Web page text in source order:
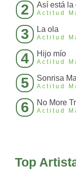
2 Así está la
Actitud
3 La ola
Actitud
4 Hijo mío
Actitud
5 Sonrisa
Actitud
6 No More
Actitud
Top